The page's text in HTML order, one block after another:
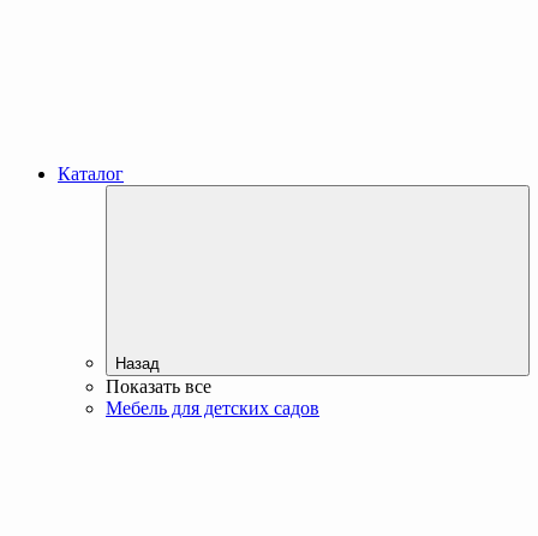
Каталог
Назад
Показать все
Мебель для детских садов